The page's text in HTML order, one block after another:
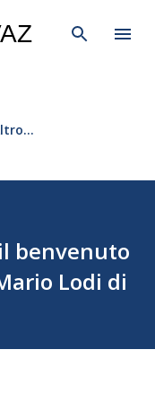
benvenuto
Lodi di